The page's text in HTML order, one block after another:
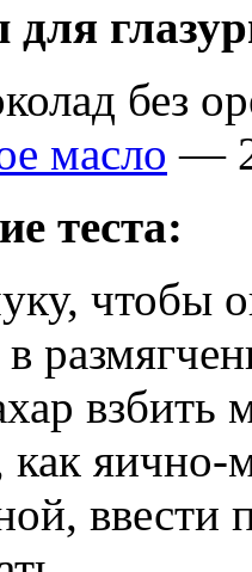
без
масло —
теста:
чтобы
яично-
ввести